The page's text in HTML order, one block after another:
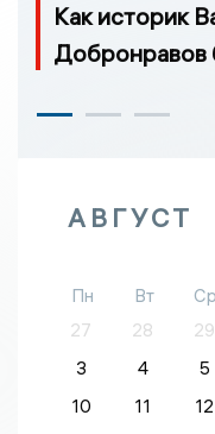
Как историк
Добронравов
АВГУСТ
Пн Вт Ср
27
28 29
3
4 5
10
11 12